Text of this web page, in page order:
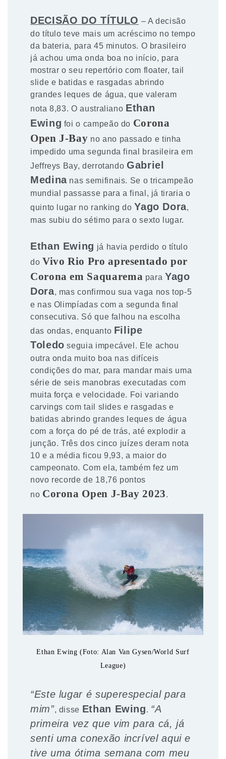
DECISÃO DO TÍTULO – A decisão
do título teve mais um acréscimo no tempo
da bateria, para 45 minutos. O brasileiro
já achou uma onda boa no início, para
mostrar o seu repertório com floater, tail
slide e batidas e rasgadas abrindo
grandes leques de água, que valeram
nota 8,83. O australiano Ethan
Ewing foi o campeão do Corona
Open J-Bay no ano passado e tinha
impedido uma segunda final brasileira em
Jeffreys Bay, derrotando Gabriel
Medinanas semifinais. Se o tricampeão
mundial passasse para a final, já tiraria o
quinto lugar no ranking do Yago Dora,
mas subiu do sétimo para o sexto lugar.
Ethan Ewing já havia perdido o título
do Vivo Rio Pro apresentado por
Corona em Saquarema para Yago
Dora, mas confirmou sua vaga nos top-5
e nas Olimpíadas com a segunda final
consecutiva. Só que falhou na escolha
das ondas, enquanto Filipe
Toledo seguia impecável. Ele achou
outra onda muito boa nas difíceis
condições do mar, para mandar mais uma
série de seis manobras executadas com
muita força e velocidade. Foi variando
carvings com tail slides e rasgadas e
batidas abrindo grandes leques de água
com a força do pé de trás, até explodir a
junção. Três dos cinco juízes deram nota
10 e a média ficou 9,93, a maior do
campeonato. Com ela, também fez um
novo recorde de 18,76 pontos
no Corona Open J-Bay 2023.
Ethan Ewing (Foto: Alan Van Gysen/World Surf
League)
“Este lugar é superespecial para
mim”, disse Ethan Ewing. “A
primeira vez que vim para cá, já
senti uma conexão incrível aqui e
tive uma ótima semana com meu